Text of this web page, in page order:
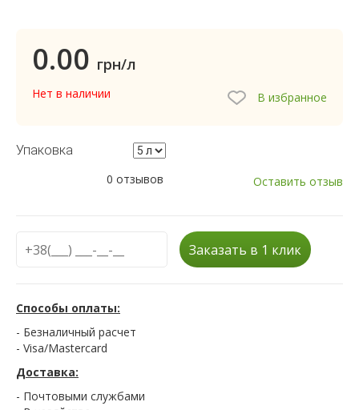
0.00 грн/л
Нет в наличии В избранное
Упаковка
0 отзывов
Оставить отзыв
Заказать в 1 клик
Способы оплаты:
- Безналичный расчет
- Visa/Mastercard
Доставка:
- Почтовыми службами